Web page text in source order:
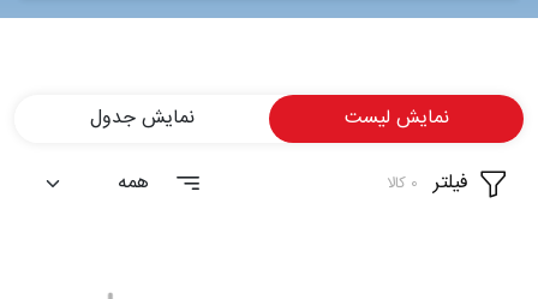
تماس
با ما
درباره
نمایش لیست
نمایش جدول
فیلتر
0 کالا